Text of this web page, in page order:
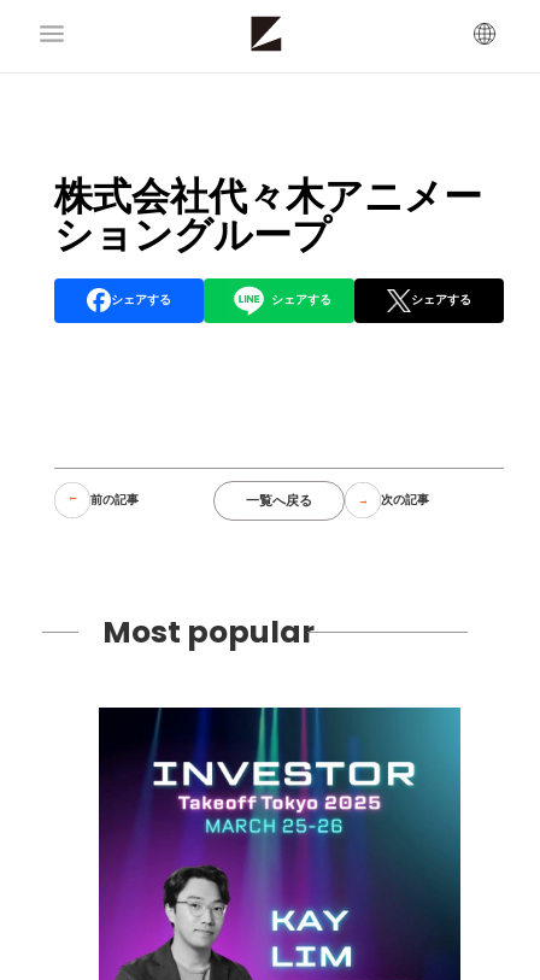
株式会社代々木アニメー
ショングループ
シェアする シェアする シェアする
前の記事 一覧へ戻る 次の記事
Most popular